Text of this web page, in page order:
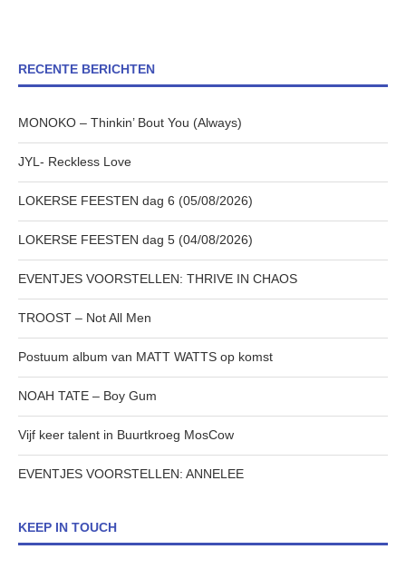
RECENTE BERICHTEN
MONOKO – Thinkin’ Bout You (Always)
JYL- Reckless Love
LOKERSE FEESTEN dag 6 (05/08/2026)
LOKERSE FEESTEN dag 5 (04/08/2026)
EVENTJES VOORSTELLEN: THRIVE IN CHAOS
TROOST – Not All Men
Postuum album van MATT WATTS op komst
NOAH TATE – Boy Gum
Vijf keer talent in Buurtkroeg MosCow
EVENTJES VOORSTELLEN: ANNELEE
KEEP IN TOUCH